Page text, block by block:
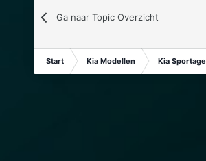
Ga naar Topic Overzicht
Start Kia Modellen Kia Sportage